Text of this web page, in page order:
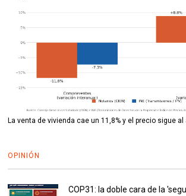
La venta de vivienda cae un 11,8% y el precio sigue al
OPINIÓN
COP31: la doble cara de la